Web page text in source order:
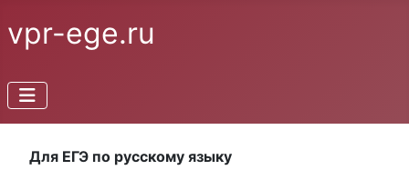
vpr-ege.ru
Для ЕГЭ по русскому языку